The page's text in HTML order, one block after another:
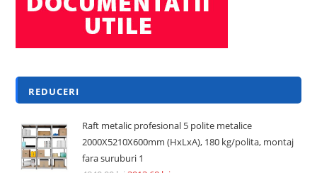
REDUCERI
Raft metalic profesional 5 polite metalice
2000X5210X600mm (HxLxA), 180 kg/polita, montaj
fara suruburi 1